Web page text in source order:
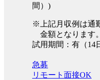
間）)
※上記月収例は通
金額となります。
試用期間：有（14
急募
リモート面接OK